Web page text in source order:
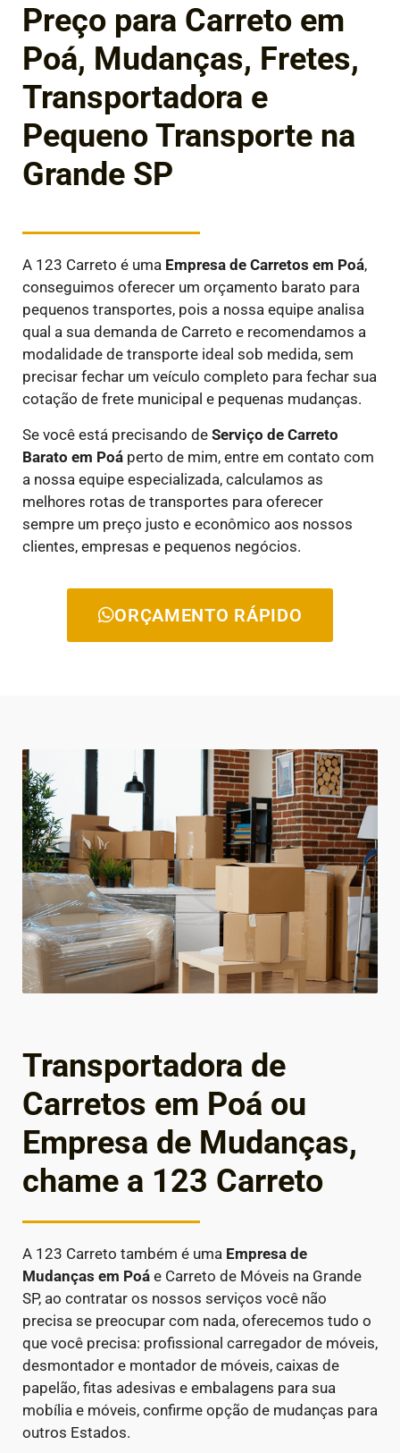
Preço para Carreto em
Poá, Mudanças, Fretes,
Transportadora e
Pequeno Transporte na
Grande SP
A 123 Carreto é uma Empresa de Carretos em Poá,
conseguimos oferecer um orçamento barato para
pequenos transportes, pois a nossa equipe analisa
qual a sua demanda de Carreto e recomendamos a
modalidade de transporte ideal sob medida, sem
precisar fechar um veículo completo para fechar sua
cotação de frete municipal e pequenas mudanças.
Se você está precisando de Serviço de Carreto
Barato em Poá perto de mim, entre em contato com
a nossa equipe especializada, calculamos as
melhores rotas de transportes para oferecer
sempre um preço justo e econômico aos nossos
clientes, empresas e pequenos negócios.
ORÇAMENTO RÁPIDO
Transportadora de
Carretos em Poá ou
Empresa de Mudanças,
chame a 123 Carreto
A 123 Carreto também é uma Empresa de
Mudanças em Poá e Carreto de Móveis na Grande
SP, ao contratar os nossos serviços você não
precisa se preocupar com nada, oferecemos tudo o
que você precisa: profissional carregador de móveis,
desmontador e montador de móveis, caixas de
papelão, fitas adesivas e embalagens para sua
mobília e móveis, confirme opção de mudanças para
outros Estados.